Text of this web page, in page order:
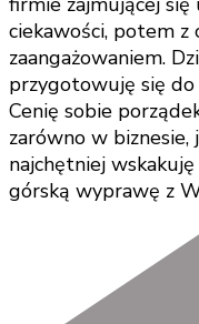
ciekawości, potem z
zaangażowaniem.
przygotowuję się do
Cenię sobie
zarówno w biznesie,
najchętniej
górską wyprawę z